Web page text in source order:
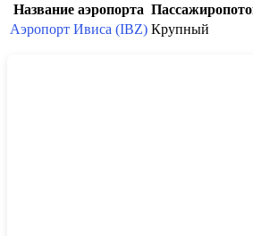
Название аэропорта
Аэропорт Ивиса (IBZ) Крупный